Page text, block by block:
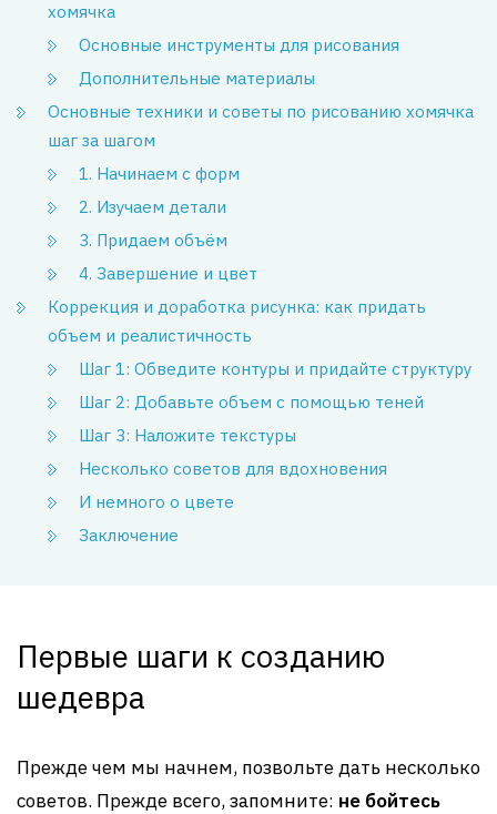
хомячка
Основные инструменты для рисования
Дополнительные материалы
Основные техники и советы по рисованию хомячка
шаг за шагом
1. Начинаем с форм
2. Изучаем детали
3. Придаем объём
4. Завершение и цвет
Коррекция и доработка рисунка: как придать
объем и реалистичность
Шаг 1: Обведите контуры и придайте структуру
Шаг 2: Добавьте объем с помощью теней
Шаг 3: Наложите текстуры
Несколько советов для вдохновения
И немного о цвете
Заключение
Первые шаги к созданию
шедевра
Прежде чем мы начнем, позвольте дать несколько
советов. Прежде всего, запомните: не бойтесь